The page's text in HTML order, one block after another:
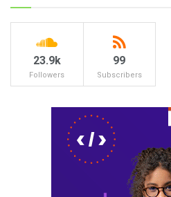
23.9k
Followers
99
Subscribers